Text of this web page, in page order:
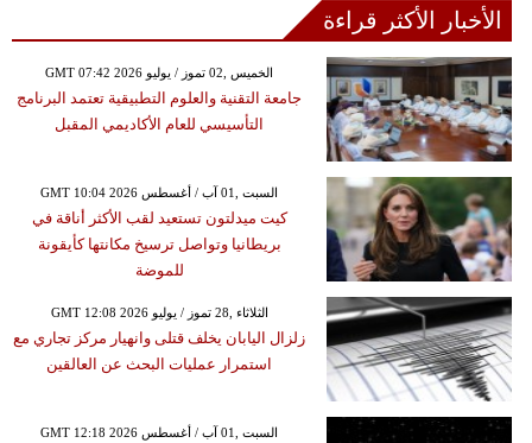
الأخبار الأكثر قراءة
GMT 07:42 2026 الخميس ,02 تموز / يوليو
جامعة التقنية والعلوم التطبيقية تعتمد البرنامج
التأسيسي للعام الأكاديمي المقبل
GMT 10:04 2026 السبت ,01 آب / أغسطس
كيت ميدلتون تستعيد لقب الأكثر أناقة في
بريطانيا وتواصل ترسيخ مكانتها كأيقونة
للموضة
GMT 12:08 2026 الثلاثاء ,28 تموز / يوليو
زلزال اليابان يخلف قتلى وانهيار مركز تجاري مع
استمرار عمليات البحث عن العالقين
GMT 12:18 2026 السبت ,01 آب / أغسطس